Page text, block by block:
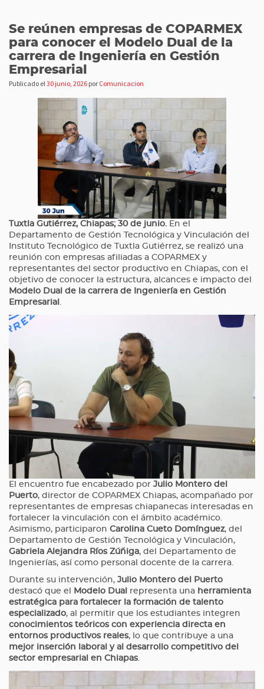
Se reúnen empresas de COPARMEX
para conocer el Modelo Dual de la
carrera de Ingeniería en Gestión
Empresarial
Publicado el30 junio, 2026 por Comunicacion
Tuxtla Gutiérrez, Chiapas; 30 de junio. En el
Departamento de Gestión Tecnológica y Vinculación del
Instituto Tecnológico de Tuxtla Gutiérrez, se realizó una
reunión con empresas afiliadas a COPARMEX y
representantes del sector productivo en Chiapas, con el
objetivo de conocer la estructura, alcances e impacto del
Modelo Dual de la carrera de Ingeniería en Gestión
Empresarial .
El encuentro fue encabezado por Julio Montero del
Puerto, director de COPARMEX Chiapas, acompañado por
representantes de empresas chiapanecas interesadas en
fortalecer la vinculación con el ámbito académico.
Asimismo, participaron Carolina Cueto Domínguez, del
Departamento de Gestión Tecnológica y Vinculación,
Gabriela Alejandra Ríos Zúñiga, del Departamento de
Ingenierías, así como personal docente de la carrera.
Durante su intervención, Julio Montero del Puerto
destacó que el
Modelo Dual representa una herramienta
estratégica para fortalecer la formación de talento
especializado, al permitir que los estudiantes integren
conocimientos teóricos con experiencia directa en
entornos productivos reales, lo que contribuye a una
mejor inserción laboral y al desarrollo competitivo del
sector empresarial en Chiapas.